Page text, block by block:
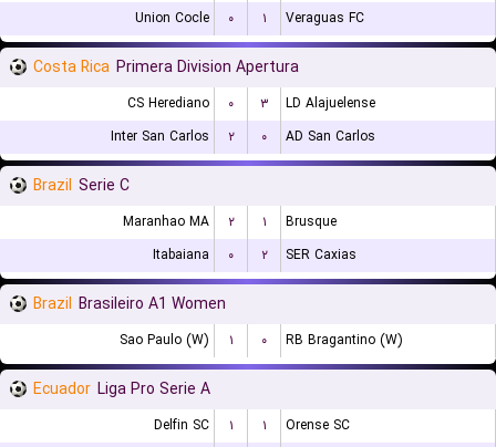
Union Cocle ۰ ۱ Veraguas FC
Costa Rica Primera Division Apertura
CS Herediano ۰ ۳
LD Alajuelense
Inter San Carlos
۲ ۰ AD San Carlos
Brazil Serie C
Maranhao MA ۲ ۱
Brusque
Itabaiana
۰ ۲ SER Caxias
Brazil Brasileiro A1 Women
Sao Paulo (W) ۱ ۰ RB Bragantino (W)
Ecuador Liga Pro Serie A
Delfin SC ۱ ۱
Orense SC